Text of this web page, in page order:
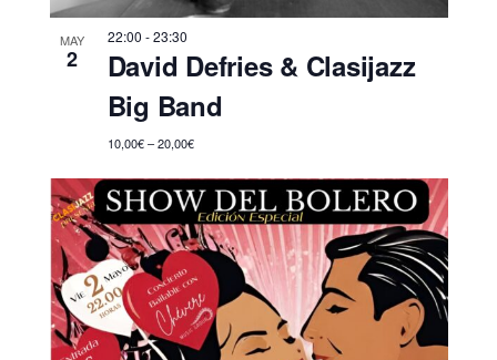
MAY
2
22:00 -23:30
David Defries & Clasijazz
Big Band
10,00€ – 20,00€